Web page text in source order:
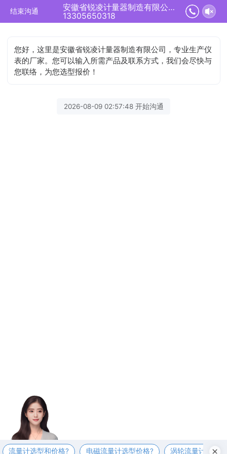
结束沟通
安徽省锐凌计量器制造有限公司正在为您服务
13305650318
您好，这里是安徽省锐凌计量器制造有限公司，专业生产仪
表的厂家。您可以输入所需产品及联系方式，我们会尽快与
您联络，为您选型报价！
2026-08-09 02:57:48 开始沟通
流量计选型和价格? 电磁流量计选型价格? 涡轮流量计选型